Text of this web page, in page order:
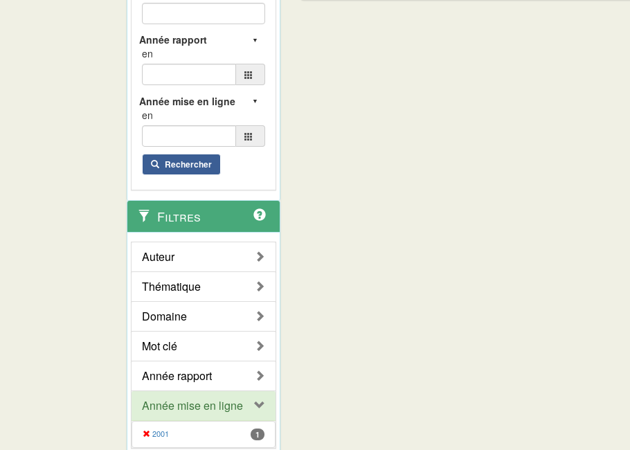
en
en
Rechercher
Filtres
Auteur
Thématique
Domaine
Mot clé
Année rapport
Année mise en ligne
2001 1